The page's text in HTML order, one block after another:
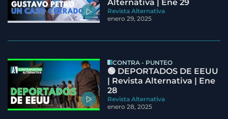
Alternativa | Ene 29
Revista Alternativa
enero 29, 2025
CONTRA - PUNTEO
🟢 DEPORTADOS DE EEUU
| Revista Alternativa | Ene
28
Revista Alternativa
enero 28, 2025